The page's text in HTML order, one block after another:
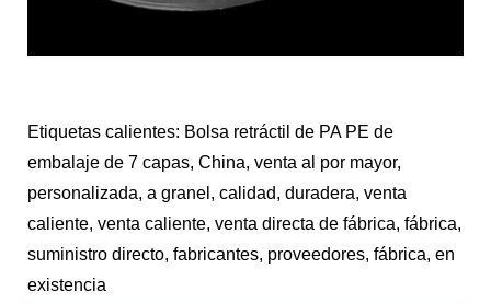
Etiquetas calientes: Bolsa retráctil de PA PE de
embalaje de 7 capas, China, venta al por mayor,
personalizada, a granel, calidad, duradera, venta
caliente, venta caliente, venta directa de fábrica, fábrica,
suministro directo, fabricantes, proveedores, fábrica, en
existencia